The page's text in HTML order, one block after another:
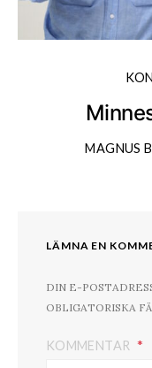
MAGNUS
LÄMNA EN
DIN E-
OBLIGATORISKA
KOMMENTAR